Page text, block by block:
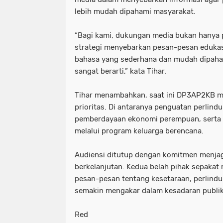
lebih mudah dipahami masyarakat.
“Bagi kami, dukungan media bukan
strategi menyebarkan pesan-pesan
bahasa yang sederhana dan mudah
sangat berarti,” kata Tihar.
Tihar menambahkan, saat ini DP3AP2KB
prioritas. Di antaranya penguatan
pemberdayaan ekonomi perempuan,
melalui program keluarga berencana.
Audiensi ditutup dengan komitmen
berkelanjutan. Kedua belah pihak sepakat
pesan-pesan tentang kesetaraan,
semakin mengakar dalam kesadaran
Red